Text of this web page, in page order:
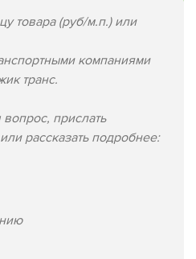
товара (руб/м.п.) или
компаниями
транс.
прислать
рассказать подробнее: